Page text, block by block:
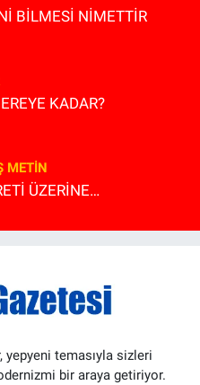
BİLMESİ NİMETTİR
KADAR?
METİN
ÜZERİNE…
temasıyla sizleri
bir araya getiriyor.